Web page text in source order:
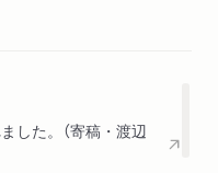
した。（寄稿・渡辺